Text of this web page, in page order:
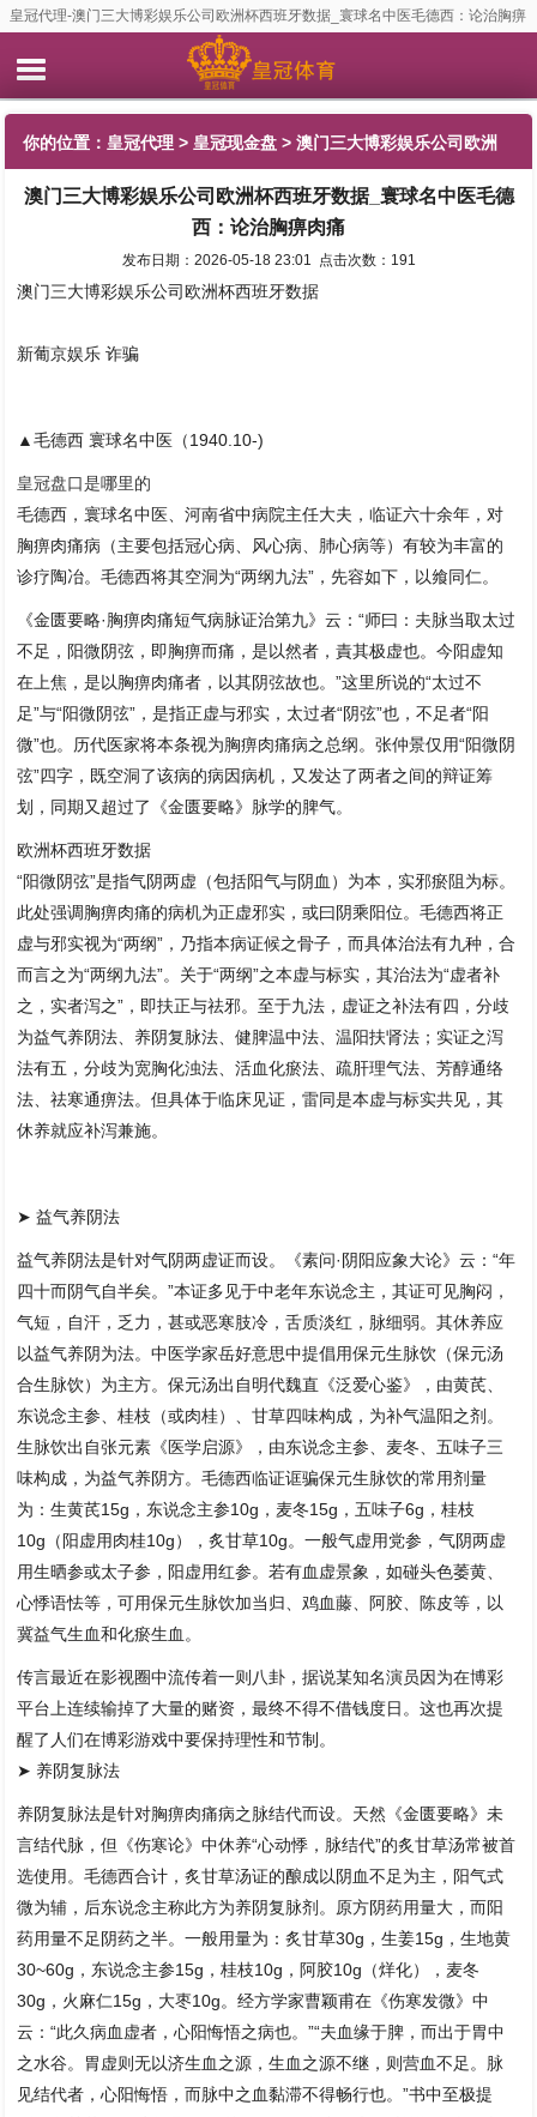
皇冠代理-澳门三大博彩娱乐公司欧洲杯西班牙数据_寰球名中医毛德西：论治胸痹
你的位置： 皇冠代理 > 皇冠现金盘 > 澳门三大博彩娱乐公司欧洲
杯西班牙数据_寰球名中医毛德西：论治胸痹肉痛
澳门三大博彩娱乐公司欧洲杯西班牙数据_寰球名中医毛德
西：论治胸痹肉痛
发布日期：2026-05-18 23:01 点击次数：191
澳门三大博彩娱乐公司欧洲杯西班牙数据
新葡京娱乐 诈骗
▲毛德西 寰球名中医（1940.10-)
皇冠盘口是哪里的
毛德西，寰球名中医、河南省中病院主任大夫，临证六十余年，对
胸痹肉痛病（主要包括冠心病、风心病、肺心病等）有较为丰富的
诊疗陶冶。毛德西将其空洞为“两纲九法”，先容如下，以飨同仁。
《金匮要略·胸痹肉痛短气病脉证治第九》云：“师曰：夫脉当取太过
不足，阳微阴弦，即胸痹而痛，是以然者，責其极虚也。今阳虚知
在上焦，是以胸痹肉痛者，以其阴弦故也。”这里所说的“太过不
足”与“阳微阴弦”，是指正虚与邪实，太过者“阴弦”也，不足者“阳
微”也。历代医家将本条视为胸痹肉痛病之总纲。张仲景仅用“阳微阴
弦”四字，既空洞了该病的病因病机，又发达了两者之间的辩证筹
划，同期又超过了《金匮要略》脉学的脾气。
欧洲杯西班牙数据
“阳微阴弦”是指气阴两虚（包括阳气与阴血）为本，实邪瘀阻为标。
此处强调胸痹肉痛的病机为正虚邪实，或曰阴乘阳位。毛德西将正
虚与邪实视为“两纲”，乃指本病证候之骨子，而具体治法有九种，合
而言之为“两纲九法”。关于“两纲”之本虚与标实，其治法为“虚者补
之，实者泻之”，即扶正与祛邪。至于九法，虚证之补法有四，分歧
为益气养阴法、养阴复脉法、健脾温中法、温阳扶肾法；实证之泻
法有五，分歧为宽胸化浊法、活血化瘀法、疏肝理气法、芳醇通络
法、祛寒通痹法。但具体于临床见证，雷同是本虚与标实共见，其
休养就应补泻兼施。
➤ 益气养阴法
益气养阴法是针对气阴两虚证而设。《素问·阴阳应象大论》云：“年
四十而阴气自半矣。”本证多见于中老年东说念主，其证可见胸闷，
气短，自汗，乏力，甚或恶寒肢冷，舌质淡红，脉细弱。其休养应
以益气养阴为法。中医学家岳好意思中提倡用保元生脉饮（保元汤
合生脉饮）为主方。保元汤出自明代魏直《泛爱心鉴》，由黄芪、
东说念主参、桂枝（或肉桂）、甘草四味构成，为补气温阳之剂。
生脉饮出自张元素《医学启源》，由东说念主参、麦冬、五味子三
味构成，为益气养阴方。毛德西临证诓骗保元生脉饮的常用剂量
为：生黄芪15g，东说念主参10g，麦冬15g，五味子6g，桂枝
10g（阳虚用肉桂10g），炙甘草10g。一般气虚用党参，气阴两虚
用生晒参或太子参，阳虚用红参。若有血虚景象，如碰头色萎黄、
心悸语怯等，可用保元生脉饮加当归、鸡血藤、阿胶、陈皮等，以
冀益气生血和化瘀生血。
传言最近在影视圈中流传着一则八卦，据说某知名演员因为在博彩
平台上连续输掉了大量的赌资，最终不得不借钱度日。这也再次提
醒了人们在博彩游戏中要保持理性和节制。
➤ 养阴复脉法
养阴复脉法是针对胸痹肉痛病之脉结代而设。天然《金匮要略》未
言结代脉，但《伤寒论》中休养“心动悸，脉结代”的炙甘草汤常被首
选使用。毛德西合计，炙甘草汤证的酿成以阴血不足为主，阳气式
微为辅，后东说念主称此方为养阴复脉剂。原方阴药用量大，而阳
药用量不足阴药之半。一般用量为：炙甘草30g，生姜15g，生地黄
30~60g，东说念主参15g，桂枝10g，阿胶10g（烊化），麦冬
30g，火麻仁15g，大枣10g。经方学家曹颖甫在《伤寒发微》中
云：“此久病血虚者，心阳悔悟之病也。”“夫血缘于脾，而出于胃中
之水谷。胃虚则无以济生血之源，生血之源不继，则营血不足。脉
见结代者，心阳悔悟，而脉中之血黏滞不得畅行也。”书中至极提